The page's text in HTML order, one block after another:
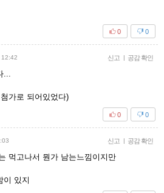
0
0
신고 | 공감 확인
...
가로 되어있었다)
0
0
신고 | 공감 확인
먹고나서 뭔가 남는느낌이지만
이 있지